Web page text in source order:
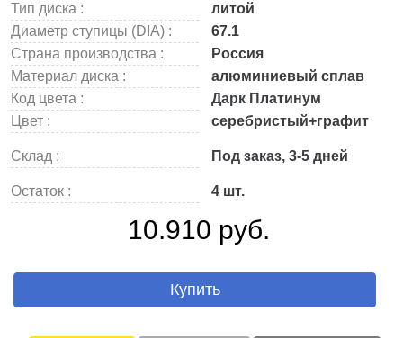
Тип диска :
литой
Диаметр ступицы (DIA) :
67.1
Страна производства :
Россия
Материал диска :
алюминиевый сплав
Код цвета :
Дарк Платинум
Цвет :
серебристый+графит
Склад : Под заказ, 3-5 дней
Остаток : 4 шт.
10.910 руб.
Купить